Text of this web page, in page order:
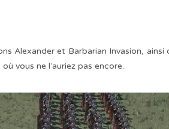
Alexander et Barbarian Invasion, ainsi
vous ne l’auriez pas encore.